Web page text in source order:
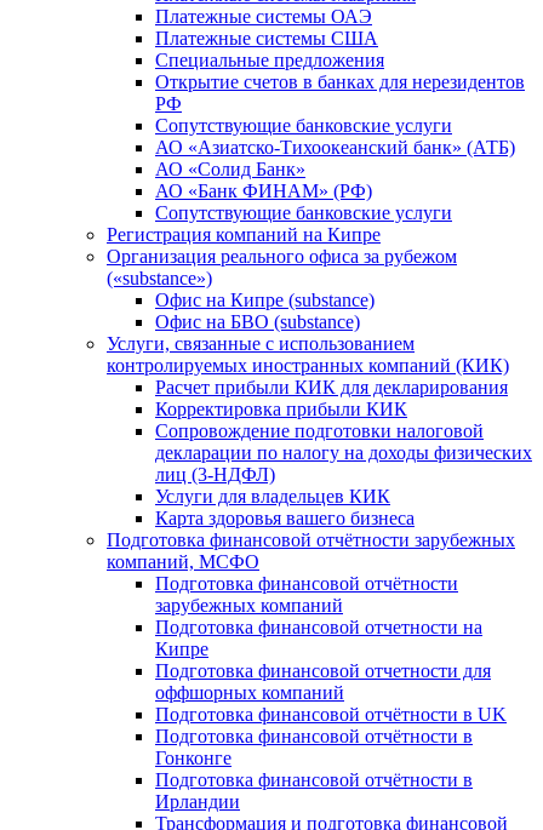
Платежные системы ОАЭ
Платежные системы США
Специальные предложения
Открытие счетов в банках для нерезидентов
РФ
Сопутствующие банковские услуги
АО «Азиатско-Тихоокеанский банк» (АТБ)
АО «Солид Банк»
АО «Банк ФИНАМ» (РФ)
Сопутствующие банковские услуги
Регистрация компаний на Кипре
Организация реального офиса за рубежом
(«substance»)
Офис на Кипре (substance)
Офис на БВО (substance)
Услуги, связанные с использованием
контролируемых иностранных компаний (КИК)
Расчет прибыли КИК для декларирования
Корректировка прибыли КИК
Сопровождение подготовки налоговой
декларации по налогу на доходы физических
лиц (3-НДФЛ)
Услуги для владельцев КИК
Карта здоровья вашего бизнеса
Подготовка финансовой отчётности зарубежных
компаний, МСФО
Подготовка финансовой отчётности
зарубежных компаний
Подготовка финансовой отчетности на
Кипре
Подготовка финансовой отчетности для
оффшорных компаний
Подготовка финансовой отчётности в UK
Подготовка финансовой отчётности в
Гонконге
Подготовка финансовой отчётности в
Ирландии
Трансформация и подготовка финансовой